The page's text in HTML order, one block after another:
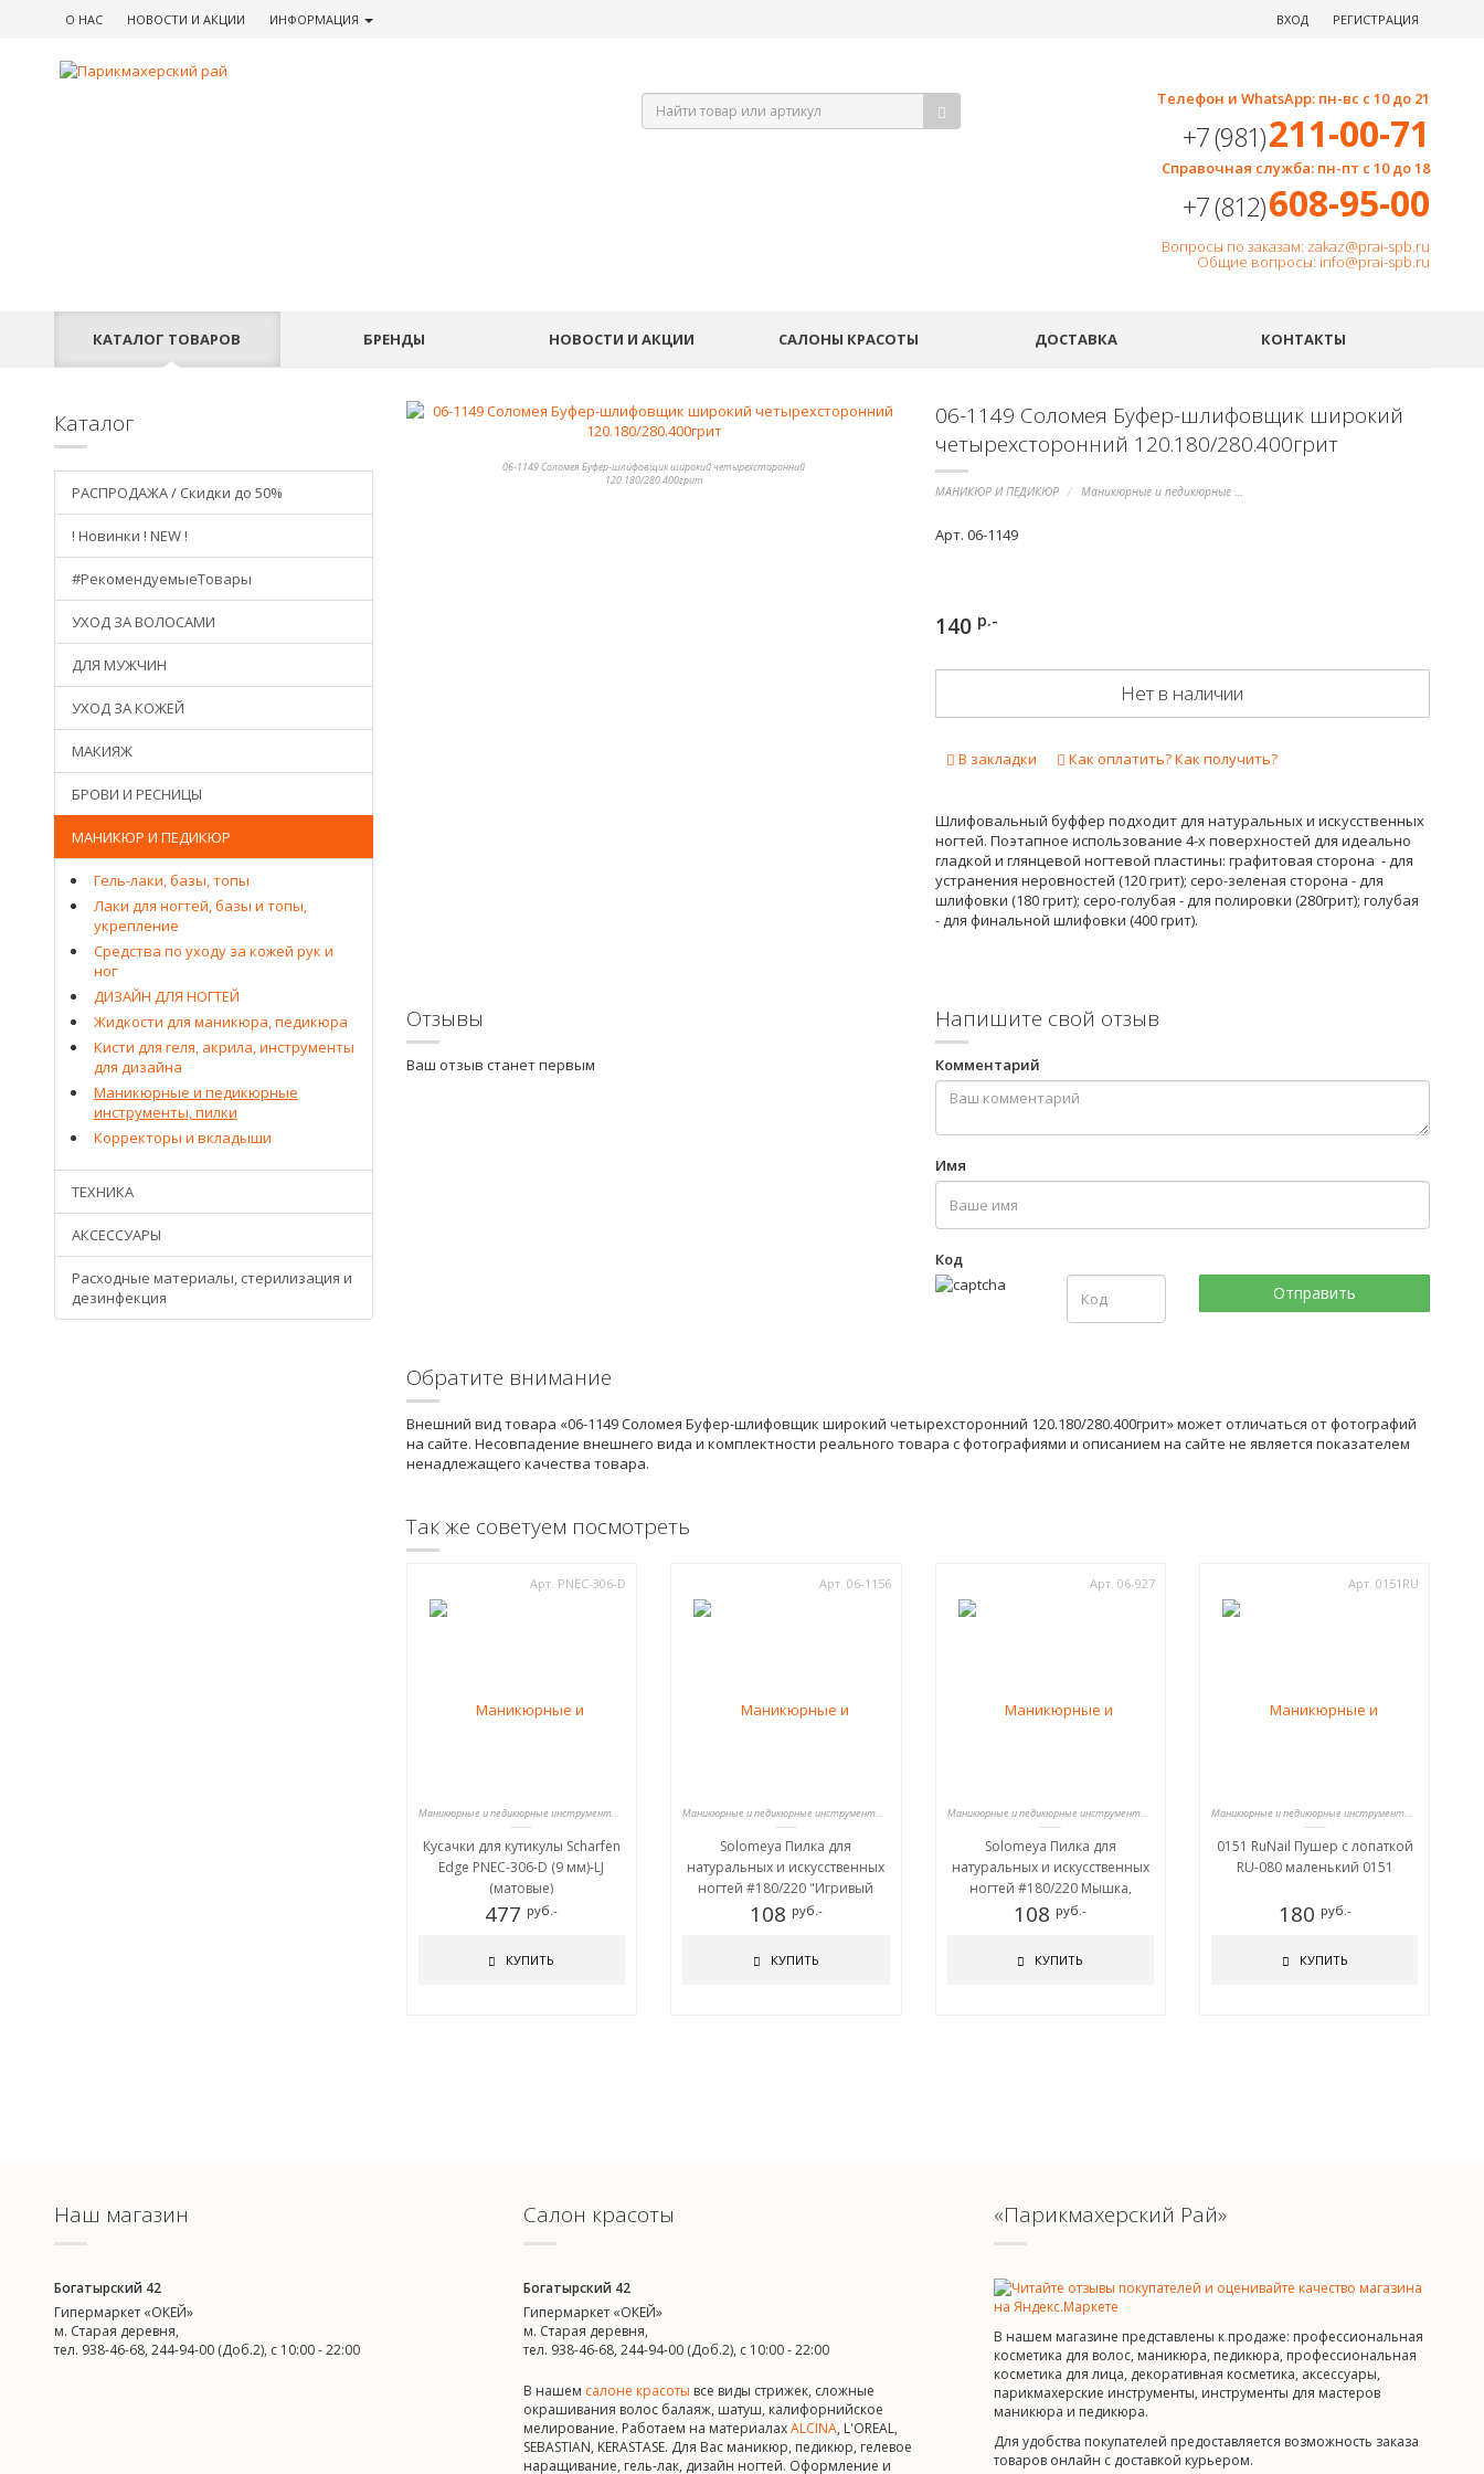
О НАС НОВОСТИ И АКЦИИ ИНФОРМАЦИЯ ВХОД РЕГИСТРАЦИЯ
Телефон и WhatsApp: пн-вс с 10 до 21
+7 (981)211-00-71
Справочная служба: пн-пт с 10 до 18
+7 (812)608-95-00
Вопросы по заказам: zakaz@prai-spb.ru
Общие вопросы: info@prai-spb.ru
КАТАЛОГ ТОВАРОВ БРЕНДЫ НОВОСТИ И АКЦИИ САЛОНЫ КРАСОТЫ ДОСТАВКА КОНТАКТЫ
06-1149 Соломея Буфер-шлифовщик широкий четырехсторонний
120.180/280.400грит
06-1149 Соломея Буфер-шлифовщик широкий
четырехсторонний 120.180/280.400грит
МАНИКЮР И ПЕДИКЮР Маникюрные и педикюрные инструменты, пилки
Арт. 06-1149
140 р.-
Нет в наличии
В закладки Как оплатить? Как получить?
Шлифовальный буффер подходит для натуральных и искусственных
ногтей. Поэтапное использование 4-х поверхностей для идеально
гладкой и глянцевой ногтевой пластины: графитовая сторона - для
устранения неровностей (120 грит); серо-зеленая сторона - для
шлифовки (180 грит); серо-голубая - для полировки (280грит); голубая
- для финальной шлифовки (400 грит).
Отзывы
Ваш отзыв станет первым
Напишите свой отзыв
Комментарий
Имя
Код
Обратите внимание
Внешний вид товара «06-1149 Соломея Буфер-шлифовщик широкий четырехсторонний 120.180/280.400грит» может отличаться от фотографий
на сайте. Несовпадение внешнего вида и комплектности реального товара с фотографиями и описанием на сайте не является показателем
ненадлежащего качества товара.
Так же советуем посмотреть
Арт. PNEC-306-D
Маникюрные и педикюрные инструменты, пилки
Кусачки для кутикулы Scharfen
Edge PNEC-306-D (9 мм)-LJ
(матовые)
477 руб.-
КУПИТЬ
Арт. 06-1156
Маникюрные и педикюрные инструменты, пилки
Solomeya Пилка для
натуральных и искусственных
ногтей #180/220 "Игривый
Котенок"/Playful Kitten Nail File
108 руб.-
КУПИТЬ
Арт. 06-927
Маникюрные и педикюрные инструменты, пилки
Solomeya Пилка для
натуральных и искусственных
ногтей #180/220 Мышка,
приносящая удачу /Mouse for
108 руб.-
КУПИТЬ
Арт. 0151RU
Маникюрные и педикюрные инструменты, пилки
0151 RuNail Пушер с лопаткой
RU-080 маленький 0151
180 руб.-
КУПИТЬ
Каталог
РАСПРОДАЖА / Скидки до 50%
! Новинки ! NEW !
#РекомендуемыеТовары
УХОД ЗА ВОЛОСАМИ
ДЛЯ МУЖЧИН
УХОД ЗА КОЖЕЙ
МАКИЯЖ
БРОВИ И РЕСНИЦЫ
МАНИКЮР И ПЕДИКЮР
Гель-лаки, базы, топы
Лаки для ногтей, базы и топы,
укрепление
Средства по уходу за кожей рук и
ног
ДИЗАЙН ДЛЯ НОГТЕЙ
Жидкости для маникюра, педикюра
Кисти для геля, акрила, инструменты
для дизайна
Маникюрные и педикюрные
инструменты, пилки
Корректоры и вкладыши
ТЕХНИКА
АКСЕССУАРЫ
Расходные материалы, стерилизация и
дезинфекция
Наш магазин
Богатырский 42
Гипермаркет «ОКЕЙ»
м. Старая деревня,
тел. 938-46-68, 244-94-00 (Доб.2), c 10:00 - 22:00
Салон красоты
Богатырский 42
Гипермаркет «ОКЕЙ»
м. Старая деревня,
тел. 938-46-68, 244-94-00 (Доб.2), c 10:00 - 22:00
В нашем салоне красоты все виды стрижек, сложные
окрашивания волос балаяж, шатуш, калифорнийское
мелирование. Работаем на материалахALCINA, L'OREAL,
SEBASTIAN, KERASTASE. Для Вас маникюр, педикюр, гелевое
наращивание, гель-лак, дизайн ногтей. Оформление и
«Парикмахерский Рай»
В нашем магазине представлены к продаже: профессиональная
косметика для волос, маникюра, педикюра, профессиональная
косметика для лица, декоративная косметика, аксессуары,
парикмахерские инструменты, инструменты для мастеров
маникюра и педикюра.
Для удобства покупателей предоставляется возможность заказа
товаров онлайн с доставкой курьером.